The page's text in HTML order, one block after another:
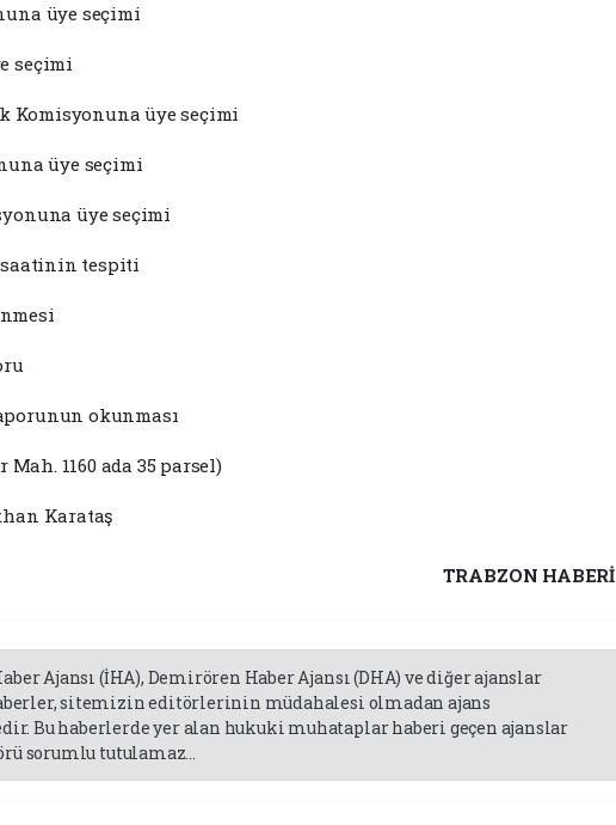
üye seçimi
seçimi
Komisyonuna üye seçimi
üye seçimi
üye seçimi
saatinin tespiti
okunması
1160 ada 35 parsel)
Karataş
TRABZON HABERİ
Ajansı (İHA), Demirören Haber Ajansı (DHA) ve diğer ajanslar
sitemizin editörlerinin müdahalesi olmadan ajans
Bu haberlerde yer alan hukuki muhataplar haberi geçen ajanslar
sorumlu tutulamaz...